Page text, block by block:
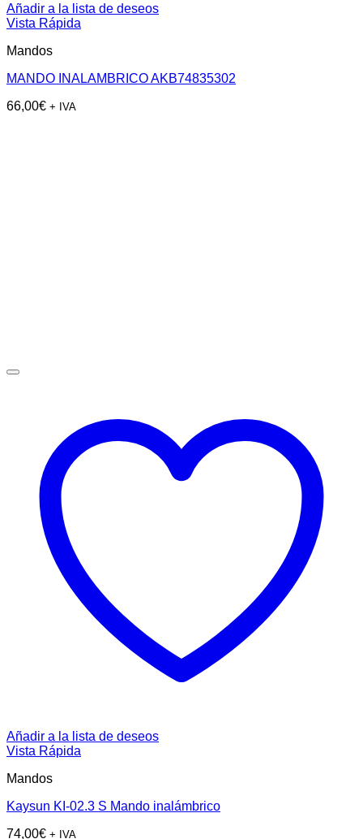
Añadir a la lista de deseos
Vista Rápida
Mandos
MANDO INALAMBRICO AKB74835302
66,00€ + IVA
Añadir a la lista de deseos
Vista Rápida
Mandos
Kaysun KI-02.3 S Mando inalámbrico
74,00€ + IVA